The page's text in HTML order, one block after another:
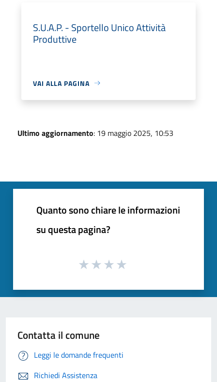
S.U.A.P. - Sportello Unico Attività
Produttive
VAI ALLA PAGINA
Ultimo aggiornamento: 19 maggio 2025, 10:53
Quanto sono chiare le informazioni
su questa pagina?
Contatta il comune
Leggi le domande frequenti
Richiedi Assistenza